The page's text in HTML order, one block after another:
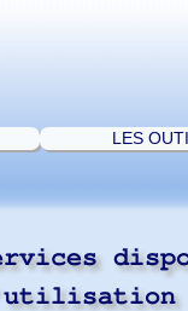
LES